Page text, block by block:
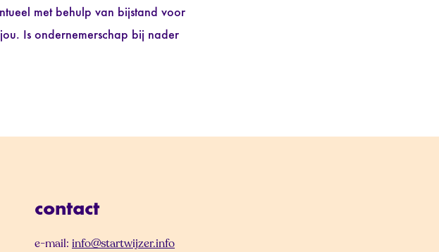
met behulp van bijstand voor
Is ondernemerschap bij nader
contact
e-mail: info@startwijzer.info